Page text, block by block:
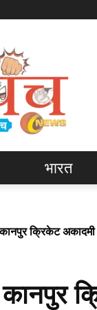
भारत
क्रिकेट अकादमी